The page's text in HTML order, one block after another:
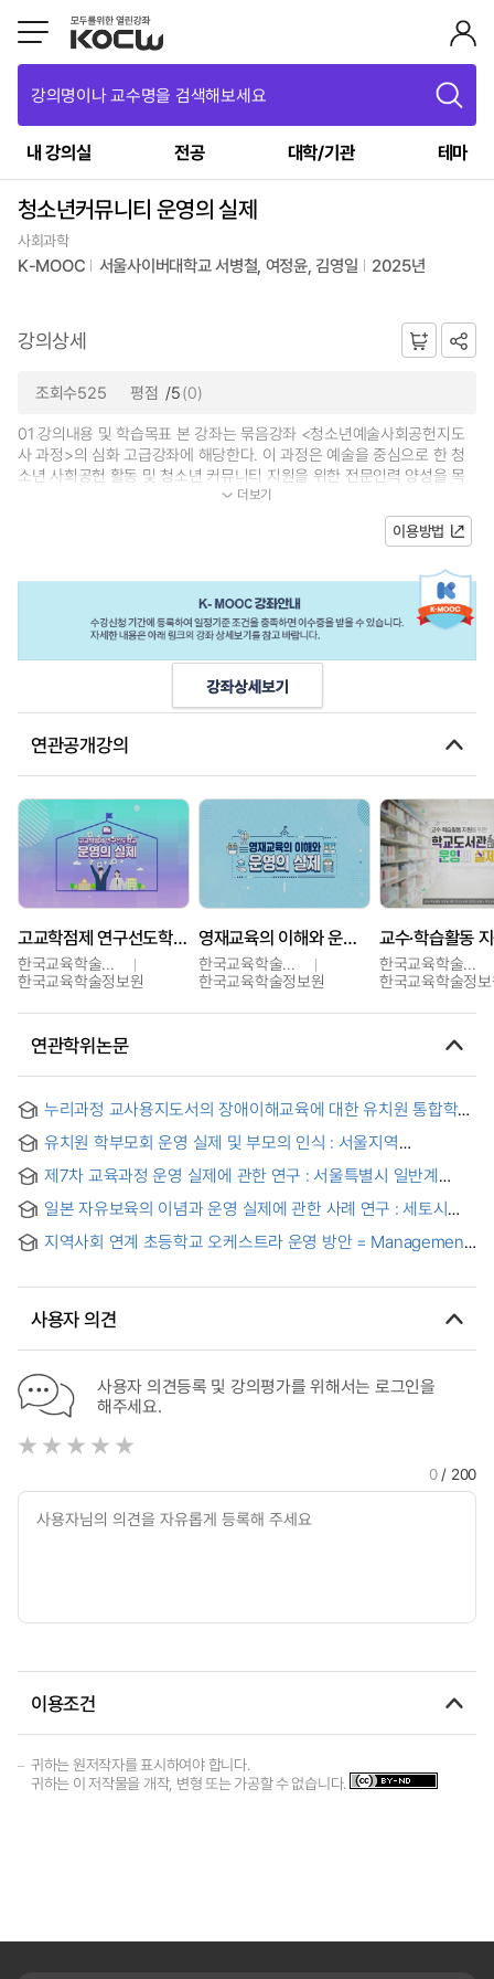
강의명이나 교수명을 검색해보세요
내 강의실 전공 대학/기관 테마
청소년커뮤니티 운영의 실제
사회과학
K-MOOC 서울사이버대학교 서병철, 여정윤, 김영일 2025년
강의상세
조회수525 평점 /5(0)
01 강의내용 및 학습목표 본 강좌는 묶음강좌 <청소년예술사회공헌지도
사 과정>의 심화 고급강좌에 해당한다. 이 과정은 예술을 중심으로 한 청
소년 사회공헌 활동 및 청소년 커뮤니티 지원을 위한 전문인력 양성을 목
표로 한다.본 강좌는 그동안 청소년...더보기
이용방법
연관공개강의
고교학점제 연구선도학교 운영의 실제
한국교육학술정보원
한국교육학술정보원
영재교육의 이해와 운영의 실제
한국교육학술정보원
한국교육학술정보원
한국교육학술정보원
한국교육학술정
연관학위논문
누리과정 교사용지도서의 장애이해교육에 대한 유치원 통합학급
교사의 인식과 운영실제 분석 = A study on the recognition
and analysis of the actual operation of an integrated
kindergarten teacher using the Nuri Curriculum Teachers'
Guidebooks to teach disability awareness education
유치원 학부모회 운영 실제 및 부모의 인식 : 서울지역
공립유치원과 사립유치원 비교 = Management of
Kindergarten Parents Association and the View of Parents:
Comparison of public and private kindergartens in Seol
제7차 교육과정 운영 실제에 관한 연구 : 서울특별시 일반계
고등학교 사례 연구
일본 자유보육의 이념과 운영 실제에 관한 사례 연구 : 세토시
H유치원을 중심으로
지역사회 연계 초등학교 오케스트라 운영 방안 = Management
Network
사용자 의견
사용자 의견등록 및 강의평가를 위해서는 로그인을
해주세요.
0/ 200
이용조건
귀하는 원저작자를 표시하여야 합니다.
귀하는 이 저작물을 개작, 변형 또는 가공할 수 없습니다.